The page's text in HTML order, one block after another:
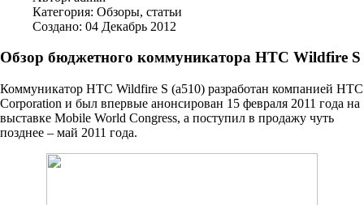
Категория: Обзоры, статьи
Создано: 04 Декабрь 2012
Обзор бюджетного коммуникатора HTC Wildfire S
Коммуникатор HTC Wildfire S (a510) разработан компанией HTC
Corporation и был впервые анонсирован 15 февраля 2011 года на
выставке Mobile World Congress, а поступил в продажу чуть
позднее – май 2011 года.